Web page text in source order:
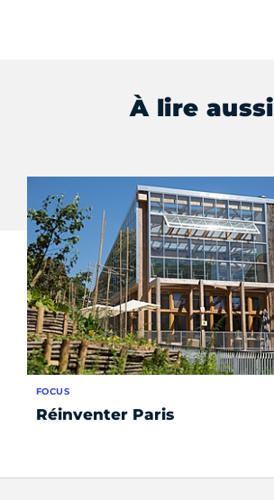
À lire aussi
Réinventer Paris
FOCUS